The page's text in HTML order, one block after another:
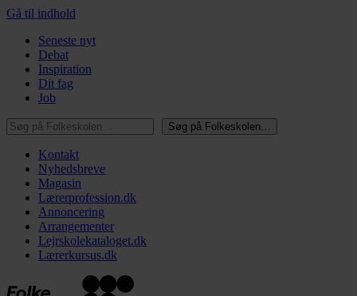
Gå til indhold
Seneste nyt
Debat
Inspiration
Dit fag
Job
Søg på Folkeskolen…
Søg på Folkeskolen…
Kontakt
Nyhedsbreve
Magasin
Lærerprofession.dk
Annoncering
Arrangementer
Lejrskolekataloget.dk
Lærerkursus.dk